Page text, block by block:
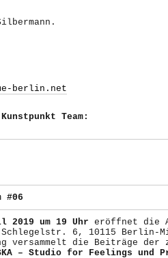
berlin.net
Team:
#06
2019 um 19 Uhr eröffnet die
Schlegelstr. 6, 10115
versammelt die Beiträge
– Studio for Feelings und